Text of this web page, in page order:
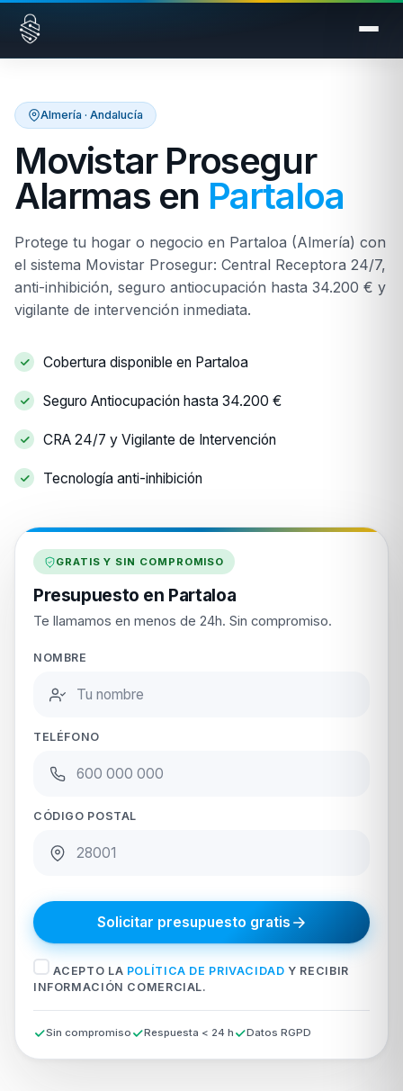
Saltar al contenido
Almería · Andalucía
Movistar Prosegur
Alarmas en Partaloa
Protege tu hogar o negocio en Partaloa (Almería) con
el sistema Movistar Prosegur: Central Receptora 24/7,
anti-inhibición, seguro antiocupación hasta 34.200 € y
vigilante de intervención inmediata.
Cobertura disponible en Partaloa
Seguro Antiocupación hasta 34.200 €
CRA 24/7 y Vigilante de Intervención
Tecnología anti-inhibición
GRATIS Y SIN COMPROMISO
Presupuesto en Partaloa
Te llamamos en menos de 24h. Sin compromiso.
NOMBRE
TELÉFONO
CÓDIGO POSTAL
Solicitar presupuesto gratis
ACEPTO LA POLÍTICA DE PRIVACIDAD Y RECIBIR
INFORMACIÓN COMERCIAL.
Sin compromiso Respuesta < 24 h Datos RGPD